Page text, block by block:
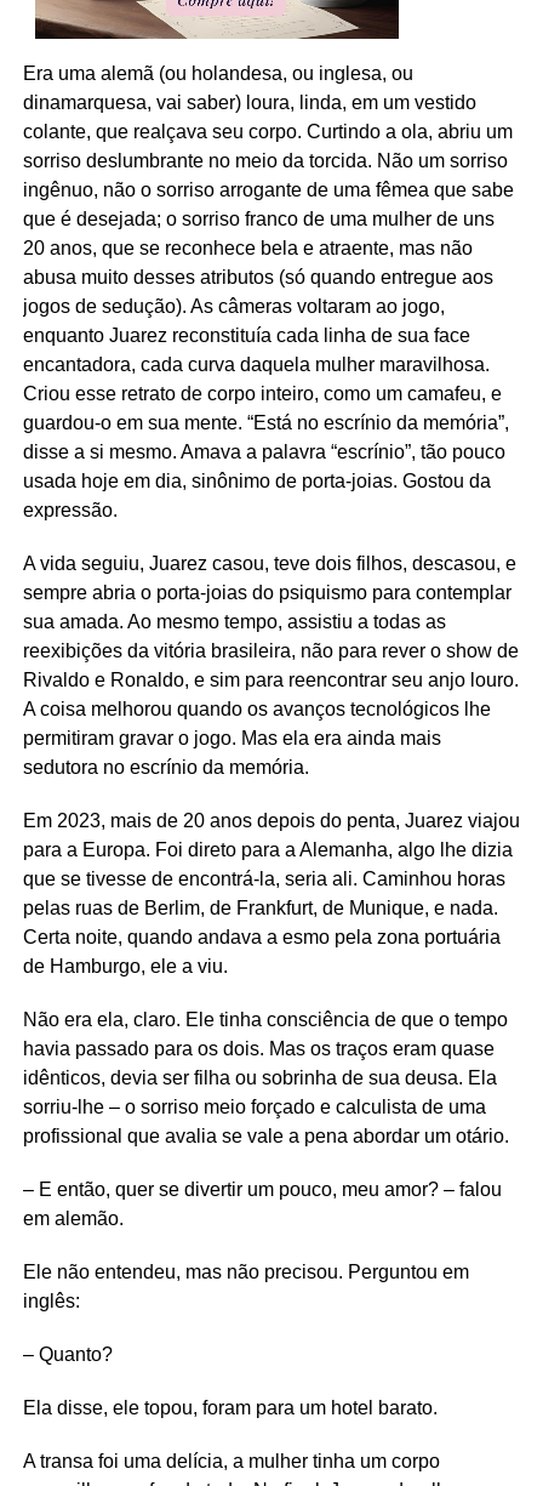
Era uma alemã (ou holandesa, ou inglesa, ou
dinamarquesa, vai saber) loura, linda, em um vestido
colante, que realçava seu corpo. Curtindo a ola, abriu um
sorriso deslumbrante no meio da torcida. Não um sorriso
ingênuo, não o sorriso arrogante de uma fêmea que sabe
que é desejada; o sorriso franco de uma mulher de uns
20 anos, que se reconhece bela e atraente, mas não
abusa muito desses atributos (só quando entregue aos
jogos de sedução). As câmeras voltaram ao jogo,
enquanto Juarez reconstituía cada linha de sua face
encantadora, cada curva daquela mulher maravilhosa.
Criou esse retrato de corpo inteiro, como um camafeu, e
guardou-o em sua mente. “Está no escrínio da memória”,
disse a si mesmo. Amava a palavra “escrínio”, tão pouco
usada hoje em dia, sinônimo de porta-joias. Gostou da
expressão.
A vida seguiu, Juarez casou, teve dois filhos, descasou, e
sempre abria o porta-joias do psiquismo para contemplar
sua amada. Ao mesmo tempo, assistiu a todas as
reexibições da vitória brasileira, não para rever o show de
Rivaldo e Ronaldo, e sim para reencontrar seu anjo louro.
A coisa melhorou quando os avanços tecnológicos lhe
permitiram gravar o jogo. Mas ela era ainda mais
sedutora no escrínio da memória.
Em 2023, mais de 20 anos depois do penta, Juarez viajou
para a Europa. Foi direto para a Alemanha, algo lhe dizia
que se tivesse de encontrá-la, seria ali. Caminhou horas
pelas ruas de Berlim, de Frankfurt, de Munique, e nada.
Certa noite, quando andava a esmo pela zona portuária
de Hamburgo, ele a viu.
Não era ela, claro. Ele tinha consciência de que o tempo
havia passado para os dois. Mas os traços eram quase
idênticos, devia ser filha ou sobrinha de sua deusa. Ela
sorriu-lhe – o sorriso meio forçado e calculista de uma
profissional que avalia se vale a pena abordar um otário.
– E então, quer se divertir um pouco, meu amor? – falou
em alemão.
Ele não entendeu, mas não precisou. Perguntou em
inglês:
– Quanto?
Ela disse, ele topou, foram para um hotel barato.
A transa foi uma delícia, a mulher tinha um corpo